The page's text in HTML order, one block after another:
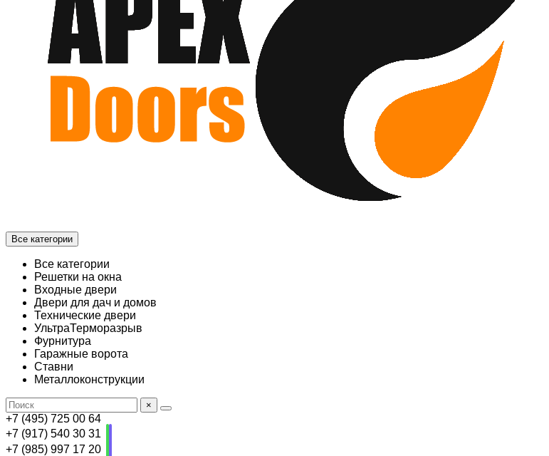
Все категории
Все категории
Решетки на окна
Входные двери
Двери для дач и домов
Технические двери
УльтраТерморазрыв
Фурнитура
Гаражные ворота
Ставни
Металлоконструкции
×
+7 (495) 725 00 64
+7 (917) 540 30 31
+7 (985) 997 17 20